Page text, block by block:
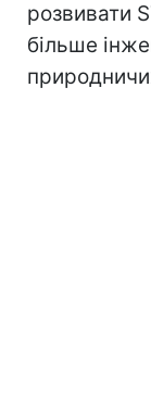
розвивати
більше